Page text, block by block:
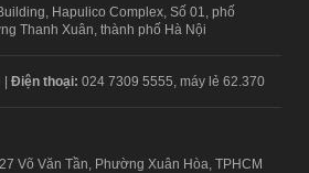
Hapulico Complex, Số 01, phố
Thanh Xuân, thành phố Hà Nội
| Điện thoại: 024 7309 5555, máy lẻ 62.370
Võ Văn Tần, Phường Xuân Hòa, TPHCM